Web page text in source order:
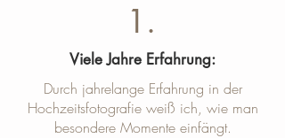
1.
Viele Jahre Erfahrung:
Durch jahrelange Erfahrung in der
Hochzeitsfotografie weiß ich, wie man
besondere Momente einfängt.